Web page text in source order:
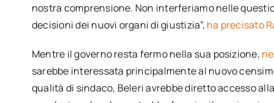
nostra comprensione. Non interferiamo nelle
decisioni dei nuovi organi di giustizia”, ​​ ha precisato
Mentre il governo resta fermo nella sua posizione,
sarebbe interessata principalmente al nuovo
qualità di sindaco, Beleri avrebbe diretto accesso